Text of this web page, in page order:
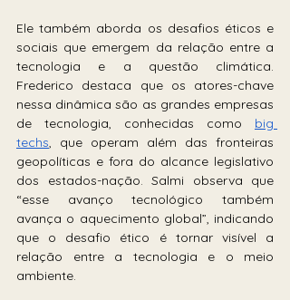
Ele também aborda os desafios éticos e
sociais que emergem da relação entre a
tecnologia e a questão climática.
Frederico destaca que os atores-chave
nessa dinâmica são as grandes empresas
de tecnologia, conhecidas como big
techs, que operam além das fronteiras
geopolíticas e fora do alcance legislativo
dos estados-nação. Salmi observa que
“esse avanço tecnológico também
avança o aquecimento global”, indicando
que o desafio ético é tornar visível a
relação entre a tecnologia e o meio
ambiente.